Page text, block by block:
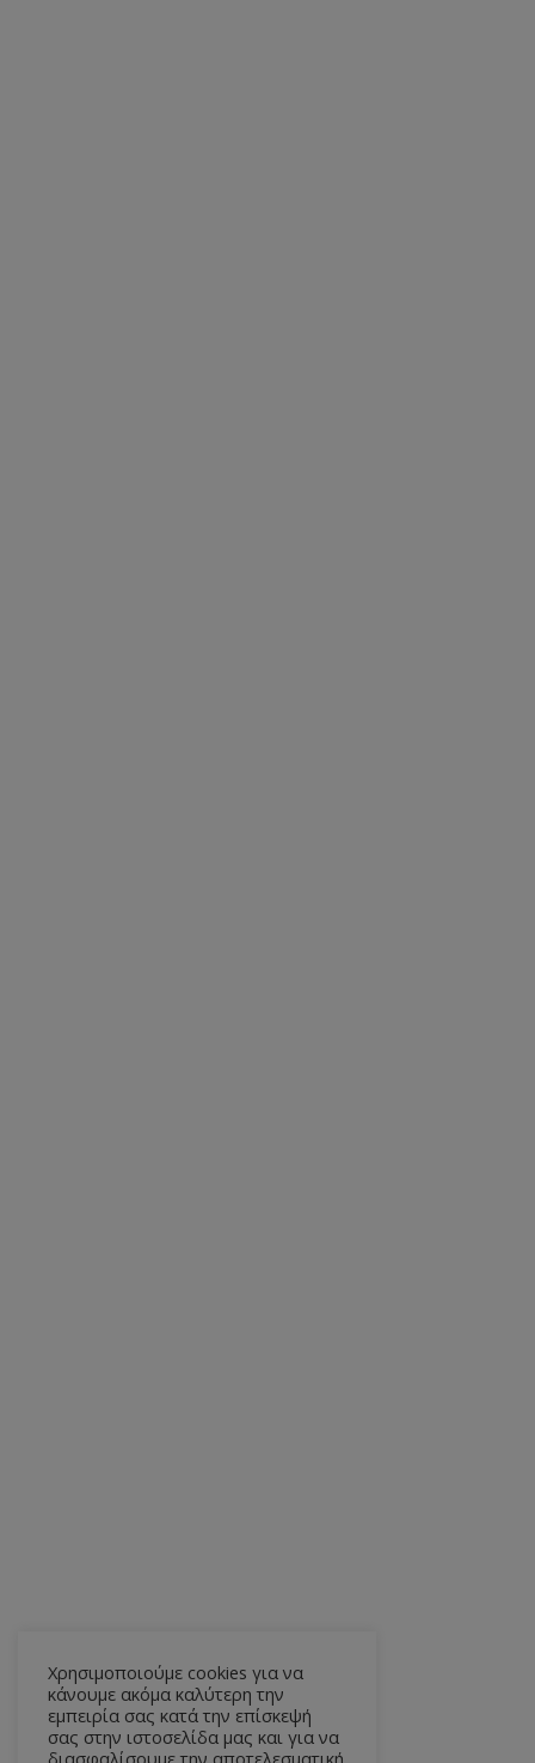
Χρησιμοποιούμε cookies για να
κάνουμε ακόμα καλύτερη την
εμπειρία σας κατά την επίσκεψή
σας στην ιστοσελίδα μας και για να
διασφαλίσουμε την αποτελεσματική